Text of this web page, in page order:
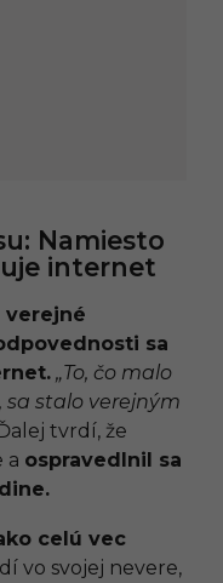
Namiesto
internet
verejné
sa
„To, čo malo
stalo verejným
tvrdí, že
a ospravedlnil sa
celú vec
vo svojej nevere,